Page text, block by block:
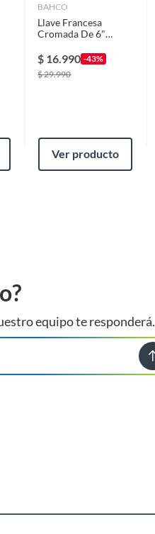
BAHCO
Llave Francesa
Cromada De 6"
$ 16.990 -43%
$29.990
Ver producto
equipo te responderá.